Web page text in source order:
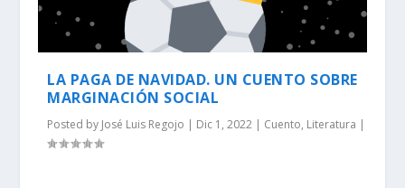
LA PAGA DE NAVIDAD. UN CUENTO SOBRE
MARGINACIÓN SOCIAL
Posted by José Luis Regojo | Dic 1, 2022 | Cuento, Literatura |